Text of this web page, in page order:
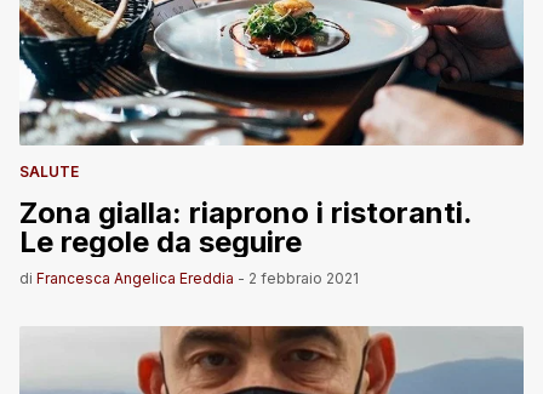
SALUTE
Zona gialla: riaprono i ristoranti.
Le regole da seguire
di Francesca Angelica Ereddia - 2 febbraio 2021